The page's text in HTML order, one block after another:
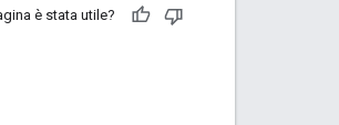
è stata utile?